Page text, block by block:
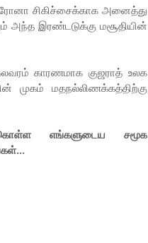
சிகிச்சைக்காக அனைத்து
அந்த இரண்டடுக்கு மசூதியின்
காரணமாக குஜராத் உலக
முகம் மதநல்லிணக்கத்திற்கு
கொள்ளஎங்களுடைய சமூக